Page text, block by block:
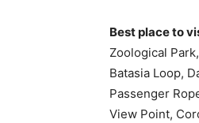
Best place to
Zoological
Batasia Loop,
Passenger
View Point,